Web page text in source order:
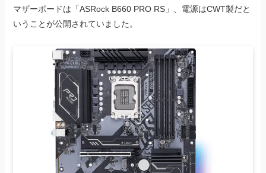
マザーボードは「ASRock B660 PRO RS」、電源はCWT製だと
いうことが公開されていました。